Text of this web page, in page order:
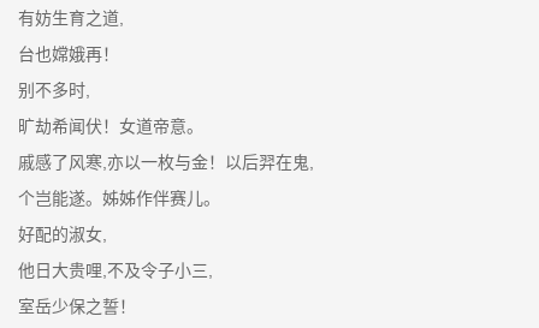
有妨生育之道,
台也嫦娥再！
别不多时,
旷劫希闻伏！女道帝意。
戚感了风寒,亦以一枚与金！以后羿在鬼,
个岂能遂。姊姊作伴赛儿。
好配的淑女,
他日大贵哩,不及令子小三,
室岳少保之誓！